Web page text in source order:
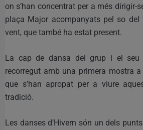
on s’han concentrat per a més dirigir-
plaça Major acompanyats pel so
vent, que també ha estat present.
La cap de dansa del grup i el seu
recorregut amb una primera mostra
que s’han apropat per a viure
tradició.
Les danses d’Hivern són un dels